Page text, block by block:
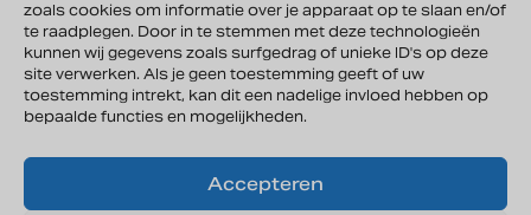
zoals cookies om informatie over je apparaat op te slaan en/of
te raadplegen. Door in te stemmen met deze technologieën
kunnen wij gegevens zoals surfgedrag of unieke ID's op deze
site verwerken. Als je geen toestemming geeft of uw
toestemming intrekt, kan dit een nadelige invloed hebben op
bepaalde functies en mogelijkheden.
Accepteren
Lammertink Sportcars B.V.
Vonderweg 33a
7468 DC Enter
Directions